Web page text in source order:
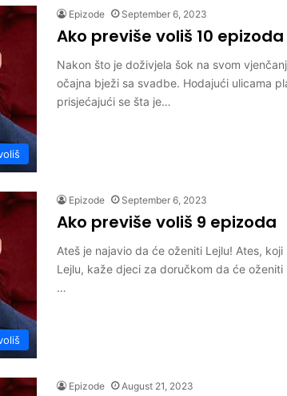
Epizode September 6, 2023
Ako previše voliš 10 epizoda
Nakon što je doživjela šok na svom
očajna bježi sa svadbe. Hodajući ulicama
prisjećajući se šta je…
Epizode September 6, 2023
Ako previše voliš 9 epizoda
Ateš je najavio da će oženiti Lejlu! Ates, koji
Lejlu, kaže djeci za doručkom da će oženiti
…
Epizode August 21, 2023